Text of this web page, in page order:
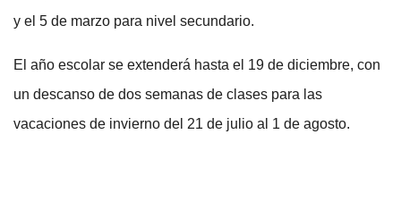
y el 5 de marzo para nivel secundario.
El año escolar se extenderá hasta el 19 de diciembre, con
un descanso de dos semanas de clases para las
vacaciones de invierno del 21 de julio al 1 de agosto.